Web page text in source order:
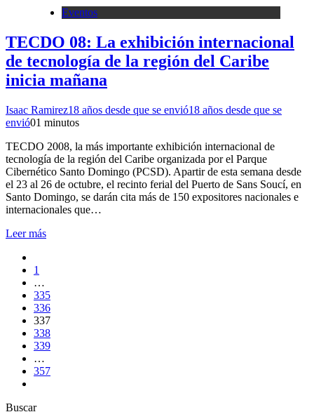
Eventos
TECDO 08: La exhibición internacional
de tecnología de la región del Caribe
inicia mañana
Isaac Ramirez18 años desde que se envió18 años desde que se
envió01 minutos
TECDO 2008, la más importante exhibición internacional de
tecnología de la región del Caribe organizada por el Parque
Cibernético Santo Domingo (PCSD). Apartir de esta semana desde
el 23 al 26 de octubre, el recinto ferial del Puerto de Sans Soucí, en
Santo Domingo, se darán cita más de 150 expositores nacionales e
internacionales que…
Leer más
1
…
335
336
337
338
339
…
357
Buscar